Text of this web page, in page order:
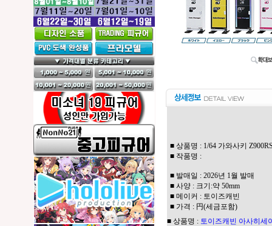
■ 상품명 : 1/64 가와사키
■ 작품명 :
■ 발매일 : 2026년 1월 발매
■ 사양 : 크기:약 50mm
■ 메이커 : 토이즈캐빈
■ 가격 : 円(세금포함)
■ 상품명 : 토이즈캐빈 아사히세